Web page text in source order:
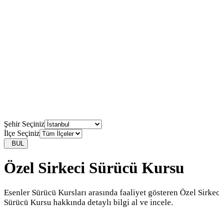
Şehir Seçiniz
İlçe Seçiniz
BUL
Özel Sirkeci Sürücü Kursu
Esenler Sürücü Kursları arasında faaliyet gösteren Özel
Sürücü Kursu hakkında detaylı bilgi al ve incele.